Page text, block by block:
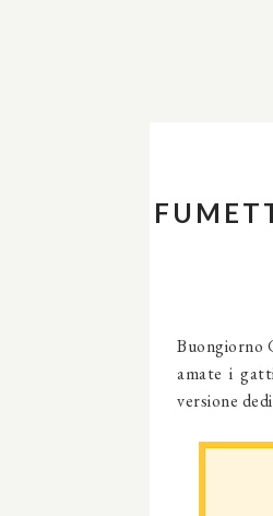
amate i
versione